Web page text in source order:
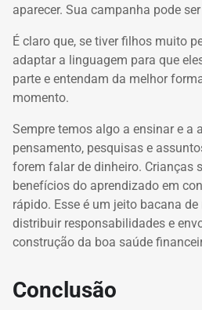
aparecer. Sua campanha pode
É claro que, se tiver filhos muito
adaptar a linguagem para que
parte e entendam da melhor
momento.
Sempre temos algo a ensinar e a
pensamento, pesquisas e
forem falar de dinheiro. Crianças
benefícios do aprendizado em
rápido. Esse é um jeito bacana
distribuir responsabilidades e
construção da boa saúde
Conclusão